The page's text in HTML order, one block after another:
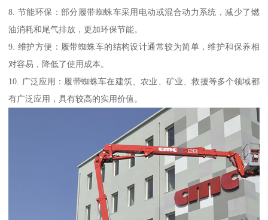
8. 节能环保：部分履带蜘蛛车采用电动或混合动力系统，减少了燃
油消耗和尾气排放，更加环保节能。
9. 维护方便：履带蜘蛛车的结构设计通常较为简单，维护和保养相
对容易，降低了使用成本。
10. 广泛应用：履带蜘蛛车在建筑、农业、矿业、救援等多个领域都
有广泛应用，具有较高的实用价值。